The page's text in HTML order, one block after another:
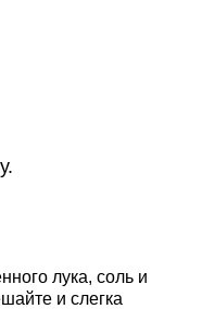
лука, соль и
и слегка